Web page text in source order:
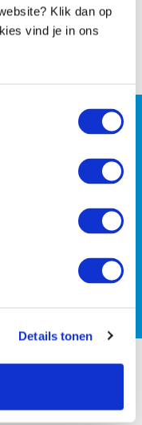
Klik dan op
vind je in ons
Details tonen
coaching
z’n
kort